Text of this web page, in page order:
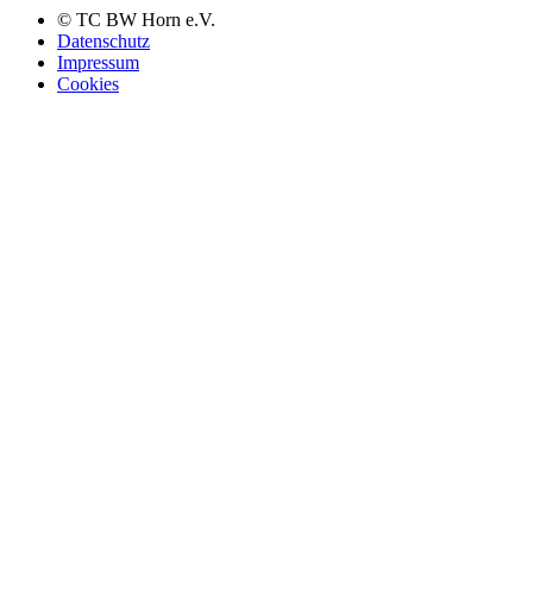
© TC BW Horn e.V.
Datenschutz
Impressum
Cookies